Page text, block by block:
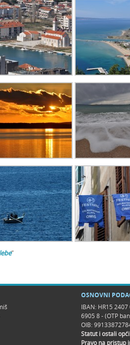
“
OSNOVNI
IBAN: HR15
6905 8 - (OTP
OIB:
Statut i ostali
Pravo na pristup